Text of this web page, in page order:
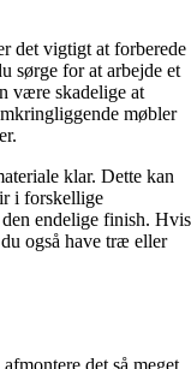
det vigtigt at forberede
sørge for at arbejde et
være skadelige at
møbler
klar. Dette kan
i forskellige
endelige finish. Hvis
også have træ eller
det så meget